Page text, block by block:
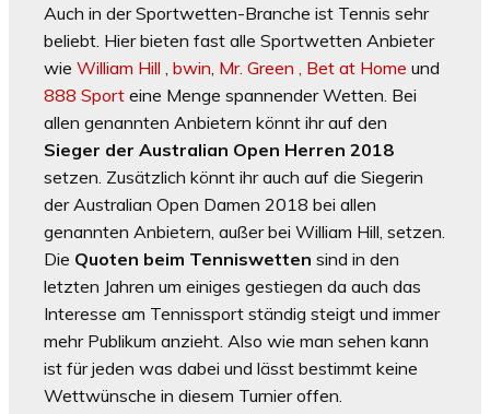
Auch in der Sportwetten-Branche ist Tennis sehr
beliebt. Hier bieten fast alle Sportwetten Anbieter
wie William Hill bwin Mr. Green , Bet at Home und
888 Sport eine Menge spannender Wetten. Bei
allen genannten Anbietern könnt ihr auf den
Sieger der Australian Open Herren 2018
setzen. Zusätzlich könnt ihr auch auf die Siegerin
der Australian Open Damen 2018 bei allen
genannten Anbietern, außer bei William Hill, setzen.
Die Quoten beim Tenniswetten sind in den
letzten Jahren um einiges gestiegen da auch das
Interesse am Tennissport ständig steigt und immer
mehr Publikum anzieht. Also wie man sehen kann
ist für jeden was dabei und lässt bestimmt keine
Wettwünsche in diesem Turnier offen.